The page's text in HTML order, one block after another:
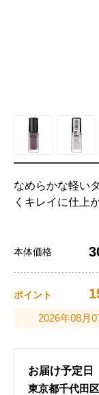
なめらかな軽い
くキレイに仕上
本体価格
ポイント
2026年08月
お届け予定日
東京都千代田区